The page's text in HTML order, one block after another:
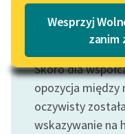
Lektury szkolne i
literatury do słuchania
uczennic i uczniów z
niepełnosprawnościami
Wesprzyj
zanim
Motyw:
Skoro dla
opozycja między
oczywisty
wskazywanie na